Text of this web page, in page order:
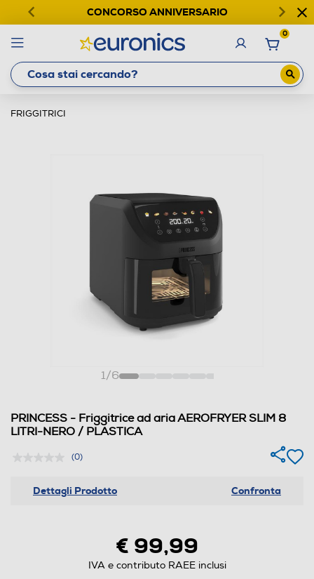
CONCORSO ANNIVERSARIO
0
FRIGGITRICI
1/6
PRINCESS - Friggitrice ad aria AEROFRYER SLIM 8
LITRI-NERO / PLASTICA
(0)
Dettagli Prodotto Confronta
€ 99,99
IVA e contributo RAEE inclusi